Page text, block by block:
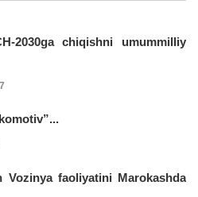
2030ga chiqishni umummilliy
Vozinya faoliyatini Marokashda